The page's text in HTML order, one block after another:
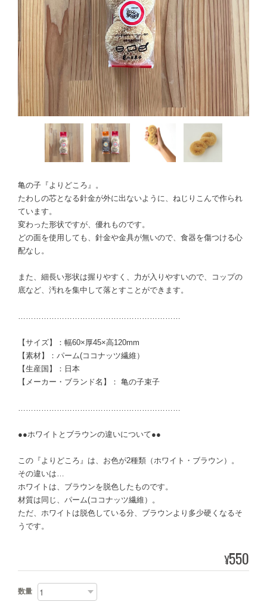
亀の子『よりどころ』。
たわしの芯となる針金が外に出ないように、ねじりこんで作られ
ています。
変わった形状ですが、優れものです。
どの面を使用しても、針金や金具が無いので、食器を傷つける心
配なし。
また、細長い形状は握りやすく、力が入りやすいので、コップの
底など、汚れを集中して落とすことができます。
………………………………………………………
【サイズ】：幅60×厚45×高120mm
【素材】：パーム(ココナッツ繊維）
【生産国】：日本
【メーカー・ブランド名】： 亀の子束子
………………………………………………………
●●ホワイトとブラウンの違いについて●●
この『よりどころ』は、お色が2種類（ホワイト・ブラウン）。
その違いは…
ホワイトは、ブラウンを脱色したものです。
材質は同じ、パーム(ココナッツ繊維）。
ただ、ホワイトは脱色している分、ブラウンより多少硬くなるそ
うです。
¥550
数量